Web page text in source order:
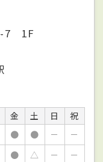
7 1F
金 土 日
祝
● ● －
－
● △ －
－